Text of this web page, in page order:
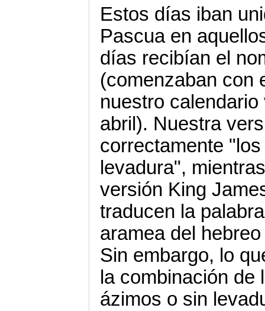
Estos días iban
Pascua en
días recibían el
(comenzaban con
nuestro
abril). Nuestra
correctamente
levadura",
versión King
traducen la
aramea del
Sin embargo, lo
la combinación
ázimos o sin